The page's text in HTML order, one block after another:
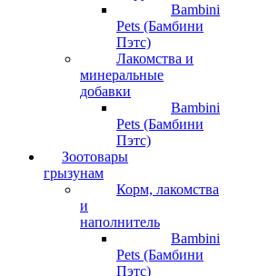
Bambini
Pets (Бамбини
Пэтс)
Лакомства и
минеральные
добавки
Bambini
Pets (Бамбини
Пэтс)
Зоотовары
грызунам
Корм, лакомства
и
наполнитель
Bambini
Pets (Бамбини
Пэтс)